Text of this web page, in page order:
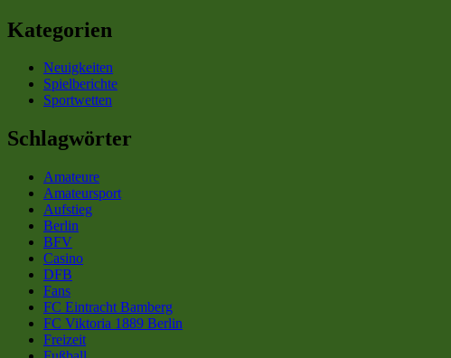
Kategorien
Neuigkeiten
Spielberichte
Sportwetten
Schlagwörter
Amateure
Amateursport
Aufstieg
Berlin
BFV
Casino
DFB
Fans
FC Eintracht Bamberg
FC Viktoria 1889 Berlin
Freizeit